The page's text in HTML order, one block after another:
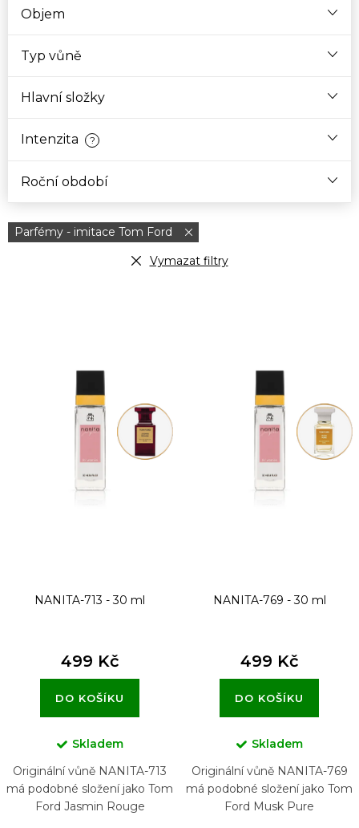
Objem
Typ vůně
Hlavní složky
Intenzita ?
Roční období
Parfémy - imitace Tom Ford
Vymazat filtry
NANITA-713 - 30 ml
499 Kč
DO KOŠÍKU
Skladem
Originální vůně NANITA-713
má podobné složení jako Tom
Ford Jasmin Rouge
NANITA-769 - 30 ml
499 Kč
DO KOŠÍKU
Skladem
Originální vůně NANITA-769
má podobné složení jako Tom
Ford Musk Pure